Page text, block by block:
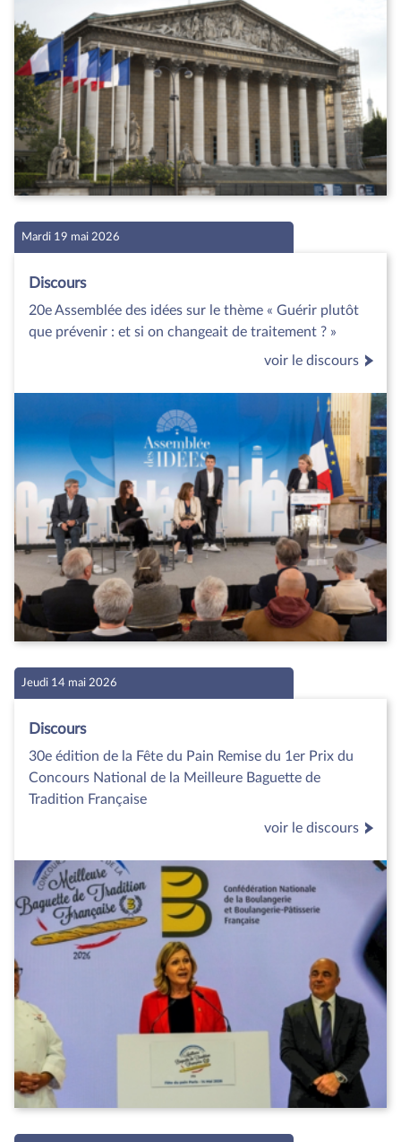
Mardi 19 mai 2026
Discours
20e Assemblée des idées sur le thème « Guérir plutôt
que prévenir : et si on changeait de traitement ? »
voir le discours
Jeudi 14 mai 2026
Discours
30e édition de la Fête du Pain Remise du 1er Prix du
Concours National de la Meilleure Baguette de
Tradition Française
voir le discours